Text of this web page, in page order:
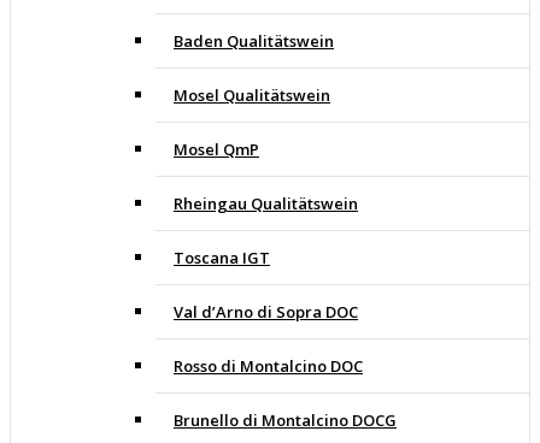
Baden Qualitätswein
Mosel Qualitätswein
Mosel QmP
Rheingau Qualitätswein
Toscana IGT
Val d’Arno di Sopra DOC
Rosso di Montalcino DOC
Brunello di Montalcino DOCG